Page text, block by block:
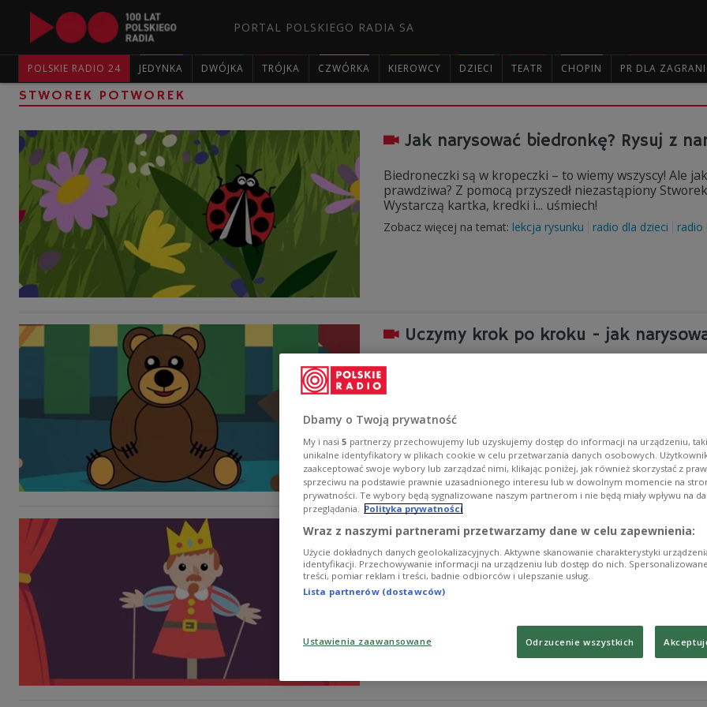
PORTAL POLSKIEGO RADIA SA
POLSKIE RADIO 24 JEDYNKA DWÓJKA TRÓJKA CZWÓRKA KIEROWCY DZIECI TEATR CHOPIN PR DLA
STWOREK POTWOREK
Jak narysować biedronkę? Rysuj z
Biedroneczki są w kropeczki – to wiemy wszyscy! Ale
prawdziwa? Z pomocą przyszedł niezastąpiony
Wystarczą kartka, kredki i... uśmiech!
Zobacz więcej na temat: lekcja rysunku radio dla dzieci radio
Uczymy krok po kroku - jak
Jaka jest ulubiona przytulanka dzieci? W przypadku
rysunkowej pracowni stworzył Stworek Potworek.
mogli dodać swoje nowe dzieło do rysunkowej kolekcji
Zobacz więcej na temat:
Jak narysować teatralną kukiełkę z
Jak za pomocą dużego i małego kółka, bucików,
teatralną lalkę? Tego dowiecie się oglądając naszą
Zobacz więcej na temat:
Dbamy o Twoją prywatność
My i nasi 5 partnerzy przechowujemy lub uzyskujemy dostęp do informacji na urządzeniu,
unikalne identyfikatory w plikach cookie w celu przetwarzania danych osobowych.
zaakceptować swoje wybory lub zarządzać nimi, klikając poniżej, jak również skorzystać z
sprzeciwu na podstawie prawnie uzasadnionego interesu lub w dowolnym momencie na
prywatności. Te wybory będą sygnalizowane naszym partnerom i nie będą miały wpływu na
przeglądania. Polityka prywatności
Wraz z naszymi partnerami przetwarzamy dane w celu zapewnienia:
Użycie dokładnych danych geolokalizacyjnych. Aktywne skanowanie charakterystyki
identyfikacji. Przechowywanie informacji na urządzeniu lub dostęp do nich.
treści, pomiar reklam i treści, badnie odbiorców i ulepszanie usług.
Lista partnerów (dostawców)
Ustawienia zaawansowane Odrzucenie wszystkich